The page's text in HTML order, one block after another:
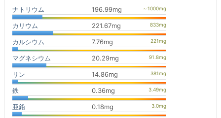
ナトリウム
196.99mg
カリウム 221.67mg
カルシウム 7.76mg
マグネシウム 20.29mg
リン 14.86mg
鉄 0.36mg
亜鉛 0.18mg